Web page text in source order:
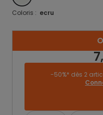
Coloris : ecru
-50%* dès 2